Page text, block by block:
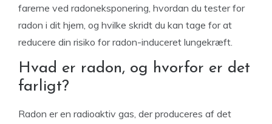
farerne ved radoneksponering, hvordan du tester for
radon i dit hjem, og hvilke skridt du kan tage for at
reducere din risiko for radon-induceret lungekræft.
Hvad er radon, og hvorfor er det
farligt?
Radon er en radioaktiv gas, der produceres af det